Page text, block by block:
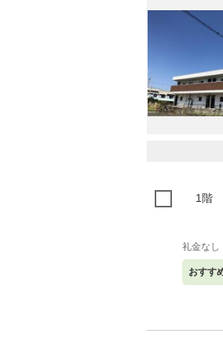
1階
礼金なし
おすす